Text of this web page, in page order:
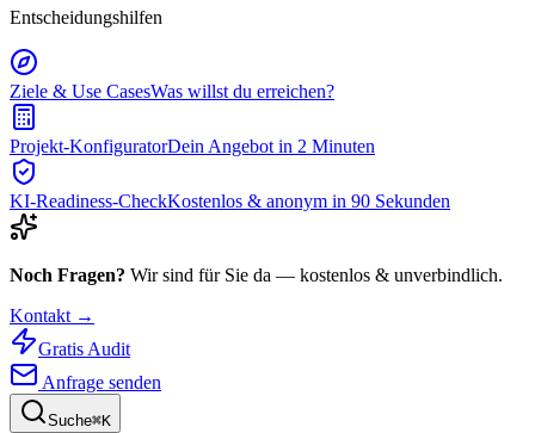
Entscheidungshilfen
Ziele & Use CasesWas willst du erreichen?
Projekt-KonfiguratorDein Angebot in 2 Minuten
KI-Readiness-CheckKostenlos & anonym in 90 Sekunden
Noch Fragen? Wir sind für Sie da — kostenlos & unverbindlich.
Kontakt →
Gratis Audit
Anfrage senden
Suche⌘K